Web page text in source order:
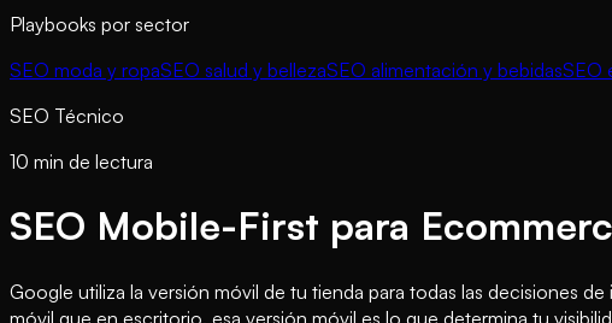
Playbooks por sector
SEO moda y ropaSEO salud y bellezaSEO alimentación y bebidasSEO
SEO Técnico
10 min de lectura
SEO Mobile-First para
Google utiliza la versión móvil de tu tienda para todas las decisiones
móvil que en escritorio, esa versión móvil es lo que determina tu